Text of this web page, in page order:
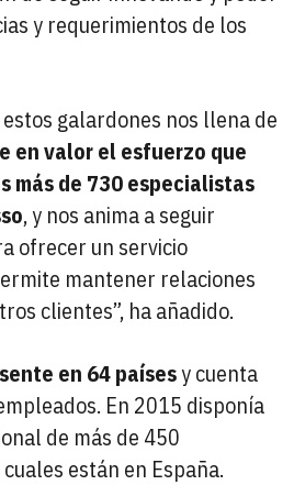
y requerimientos de los
galardones nos llena de
en valor el esfuerzo que
más de 730 especialistas
, y nos anima a seguir
ofrecer un servicio
mantener relaciones
clientes”, ha añadido.
en 64 paísesy cuenta
En 2015 disponía
de más de 450
están en España.